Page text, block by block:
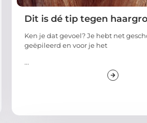
Dit is dé tip tegen
Ken je dat gevoel? Je hebt net
geëpileerd en voor je het
...